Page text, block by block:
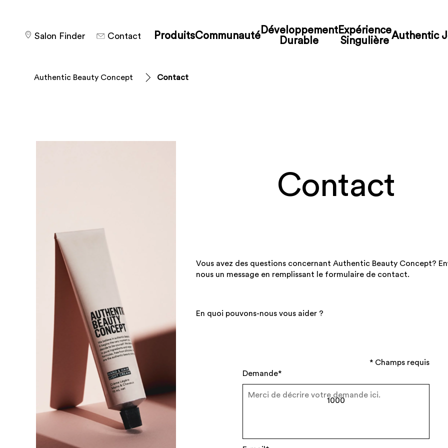
ProduitsCommunauté Développement
Durable
Expérience
Singulière Authentic
Salon Finder Contact
Authentic Beauty Concept Contact
Contact
Vous avez des questions concernant Authentic Beauty Concept?
nous un message en remplissant le formulaire de contact.
En quoi pouvons-nous vous aider ?
* Champs requis
Demande*
1000